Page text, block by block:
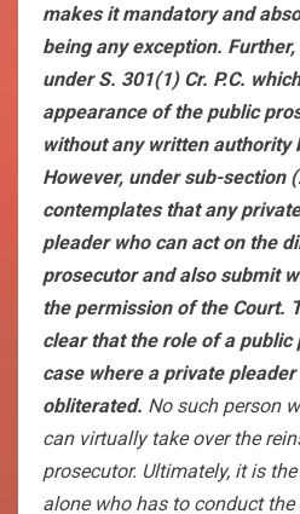
makes it mandatory and
being any exception.
under S. 301(1) Cr. P.C.
appearance of the public
without any written authority
However, under sub-section
contemplates that any
pleader who can act on the
prosecutor and also submit
the permission of the Court.
clear that the role of a public
case where a private
obliterated. No such person
can virtually take over the
prosecutor. Ultimately, it is
alone who has to conduct